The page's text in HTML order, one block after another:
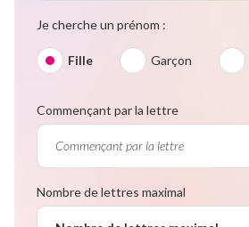
Je cherche un prénom :
Fille Garçon
Commençant par la lettre
Nombre de lettres maximal